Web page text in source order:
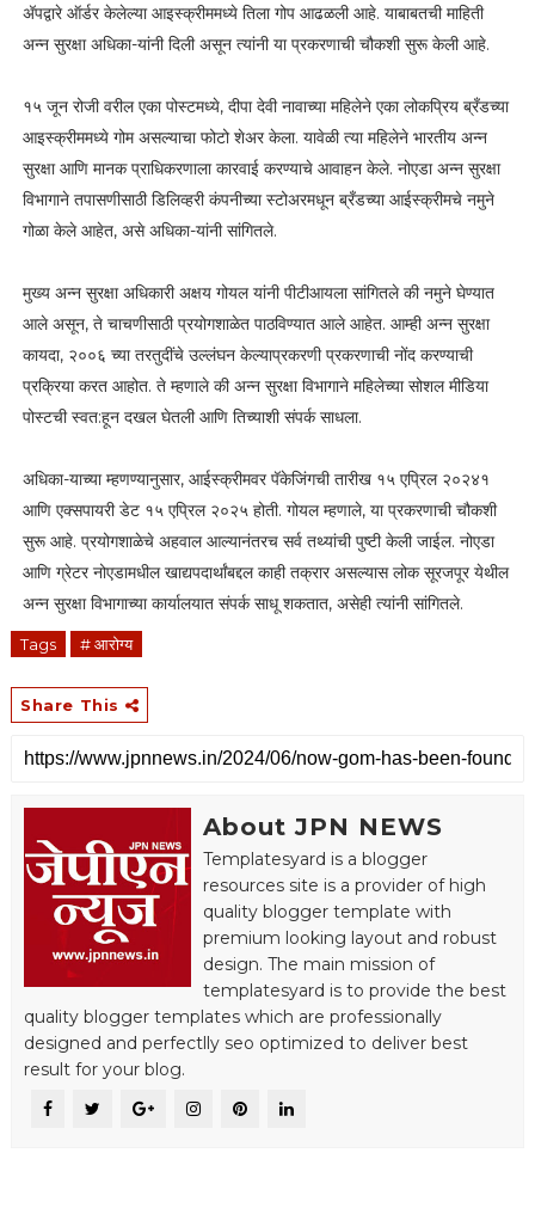
अ‍ॅपद्वारे ऑर्डर केलेल्या आइस्क्रीममध्ये तिला गोप आढळली आहे. याबाबतची माहिती
अन्न सुरक्षा अधिका-यांनी दिली असून त्यांनी या प्रकरणाची चौकशी सुरू केली आहे.
१५ जून रोजी वरील एका पोस्टमध्ये, दीपा देवी नावाच्या महिलेने एका लोकप्रिय ब्रँडच्या
आइस्क्रीममध्ये गोम असल्याचा फोटो शेअर केला. यावेळी त्या महिलेने भारतीय अन्न
सुरक्षा आणि मानक प्राधिकरणाला कारवाई करण्याचे आवाहन केले. नोएडा अन्न सुरक्षा
विभागाने तपासणीसाठी डिलिव्हरी कंपनीच्या स्टोअरमधून ब्रँडच्या आईस्क्रीमचे नमुने
गोळा केले आहेत, असे अधिका-यांनी सांगितले.
मुख्य अन्न सुरक्षा अधिकारी अक्षय गोयल यांनी पीटीआयला सांगितले की नमुने घेण्यात
आले असून, ते चाचणीसाठी प्रयोगशाळेत पाठविण्यात आले आहेत. आम्ही अन्न सुरक्षा
कायदा, २००६ च्या तरतुदींचे उल्लंघन केल्याप्रकरणी प्रकरणाची नोंद करण्याची
प्रक्रिया करत आहोत. ते म्हणाले की अन्न सुरक्षा विभागाने महिलेच्या सोशल मीडिया
पोस्टची स्वत:हून दखल घेतली आणि तिच्याशी संपर्क साधला.
अधिका-याच्या म्हणण्यानुसार, आईस्क्रीमवर पॅकेजिंगची तारीख १५ एप्रिल २०२४१
आणि एक्सपायरी डेट १५ एप्रिल २०२५ होती. गोयल म्हणाले, या प्रकरणाची चौकशी
सुरू आहे. प्रयोगशाळेचे अहवाल आल्यानंतरच सर्व तथ्यांची पुष्टी केली जाईल. नोएडा
आणि ग्रेटर नोएडामधील खाद्यपदार्थांबद्दल काही तक्रार असल्यास लोक सूरजपूर येथील
अन्न सुरक्षा विभागाच्या कार्यालयात संपर्क साधू शकतात, असेही त्यांनी सांगितले.
Tags # आरोग्य
Share This
About JPN NEWS
Templatesyard is a blogger
resources site is a provider of high
quality blogger template with
premium looking layout and robust
design. The main mission of
templatesyard is to provide the best
quality blogger templates which are professionally
designed and perfectlly seo optimized to deliver best
result for your blog.